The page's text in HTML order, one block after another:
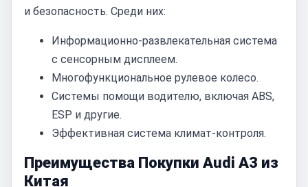
и безопасность. Среди них:
Информационно-развлекательная система
с сенсорным дисплеем.
Многофункциональное рулевое колесо.
Системы помощи водителю, включая ABS,
ESP и другие.
Эффективная система климат-контроля.
Преимущества Покупки Audi A3 из
Китая